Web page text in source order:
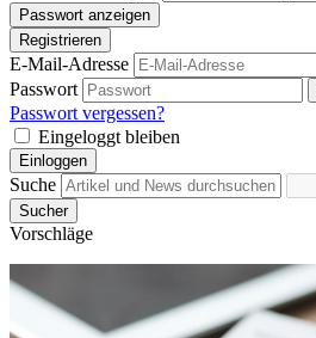
Passwort anzeigen
Registrieren
E-Mail-Adresse
Passwort
Passwort vergessen?
Eingeloggt bleiben
Einloggen
Suche
Sucher
Vorschläge